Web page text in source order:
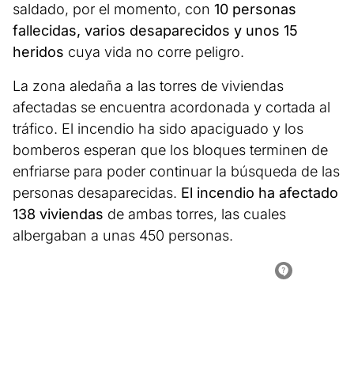
saldado, por el momento, con 10 personas
fallecidas, varios desaparecidos y unos 15
heridos cuya vida no corre peligro.
La zona aledaña a las torres de viviendas
afectadas se encuentra acordonada y cortada al
tráfico. El incendio ha sido apaciguado y los
bomberos esperan que los bloques terminen de
enfriarse para poder continuar la búsqueda de las
personas desaparecidas. El incendio ha afectado
138 viviendas de ambas torres, las cuales
albergaban a unas 450 personas.